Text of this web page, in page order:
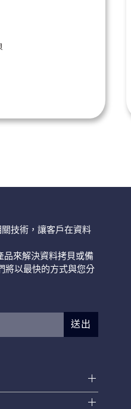
技術，讓客戶在資料
品來解決資料拷貝或備
將以最快的方式與您分
送出